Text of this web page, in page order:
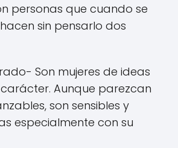
personas que cuando se
sin pensarlo dos
Son mujeres de ideas
Aunque parezcan
son sensibles y
especialmente con su